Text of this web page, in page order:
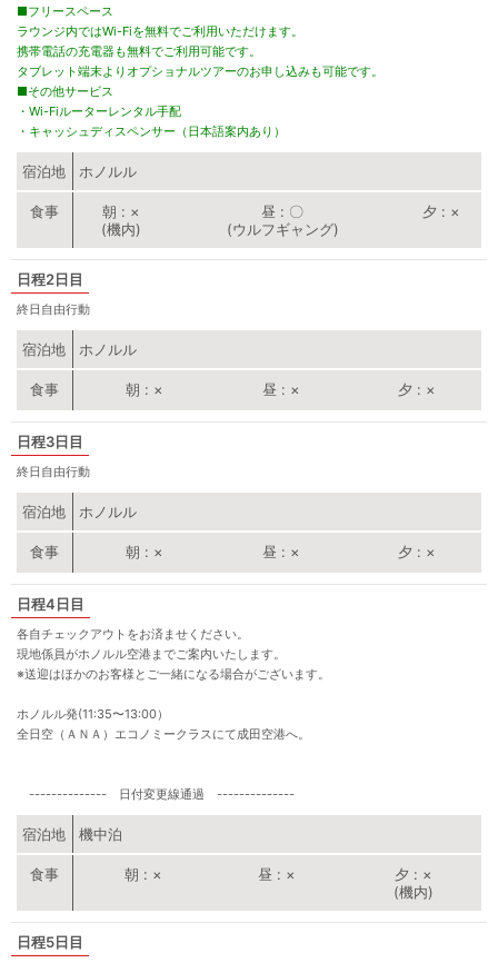
■フリースペース
ラウンジ内ではWi-Fiを無料でご利用いただけます。
携帯電話の充電器も無料でご利用可能です。
タブレット端末よりオプショナルツアーのお申し込みも可能です。
■その他サービス
・Wi-Fiルーターレンタル手配
・キャッシュディスペンサー（日本語案内あり）
宿泊地 ホノルル
朝
×
(機内)
昼
〇
(ウルフギャング)
夕 ×
2日目
終日自由行動
宿泊地 ホノルル
朝 × 昼 × 夕 ×
3日目
終日自由行動
宿泊地 ホノルル
朝 × 昼 × 夕 ×
4日目
各自チェックアウトをお済ませください。
現地係員がホノルル空港までご案内いたします。
※送迎はほかのお客様とご一緒になる場合がございます。
ホノルル発(11:35〜13:00）
全日空（ＡＮＡ）エコノミークラスにて成田空港へ。
-------------- 日付変更線通過 --------------
宿泊地 機中泊
朝 × 昼 × 夕
×
(機内)
5日目